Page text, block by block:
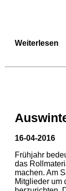
Eine Gruppe
Natürlich war
beseitigen
nötig.
Weiterlesen
16-04-2016
Frühjahr
das
machen. Am
Mitglieder um